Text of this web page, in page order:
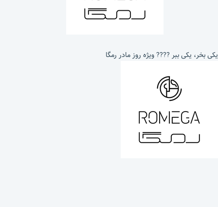
یکی بخر، یکی ببر ???? ویژه روز مادر رمگا